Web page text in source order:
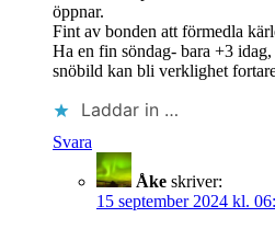
öppnar.
Fint av bonden att förmedla
Ha en fin söndag- bara +3
snöbild kan bli verklighet
Laddar in …
Svara
Åke skriver:
15 september 2024 kl.